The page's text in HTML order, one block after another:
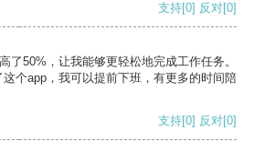
支持[0] 反对[0]
了50%，让我能够更轻松地完成工作任务。
个app，我可以提前下班，有更多的时间陪
支持[0] 反对[0]